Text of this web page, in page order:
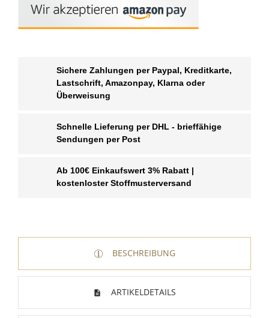
Sichere Zahlungen per Paypal, Kreditkarte,
Lastschrift, Amazonpay, Klarna oder
Überweisung
Schnelle Lieferung per DHL - brieffähige
Sendungen per Post
Ab 100€ Einkaufswert 3% Rabatt |
kostenloster Stoffmusterversand
BESCHREIBUNG
ARTIKELDETAILS
AUF MEINE WUNSCHLISTE
WUNSCHLISTE ERSTELLEN
ANMELDEN
Sie müssen angemeldet sein, um Artikel Ihrer